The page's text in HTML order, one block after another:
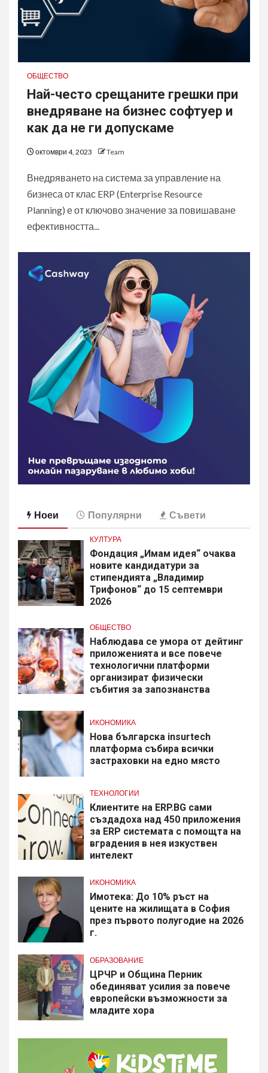
ОБЩЕСТВО
Най-често срещаните грешки при
внедряване на бизнес софтуер и
как да не ги допускаме
октомври 4, 2023 Team
Внедряването на система за управление на
бизнеса от клас ERP (Enterprise Resource
Planning) е от ключово значение за повишаване
ефективността...
Ноеи Популярни Съвети
КУЛТУРА
Фондация „Имам идея“ очаква
новите кандидатури за
стипендията „Владимир
Трифонов“ до 15 септември
2026
ОБЩЕСТВО
Наблюдава се умора от дейтинг
приложенията и все повече
технологични платформи
организират физически
събития за запознанства
ИКОНОМИКА
Нова българска insurtech
платформа събира всички
застраховки на едно място
ТЕХНОЛОГИИ
Клиентите на ERP.BG сами
създадоха над 450 приложения
за ERP системата с помощта на
вградения в нея изкуствен
интелект
ИКОНОМИКА
Имотека: До 10% ръст на
цените на жилищата в София
през първото полугодие на 2026
г.
ОБРАЗОВАНИЕ
​ЦРЧР и Община Перник
обединяват усилия за повече
европейски възможности за
младите хора